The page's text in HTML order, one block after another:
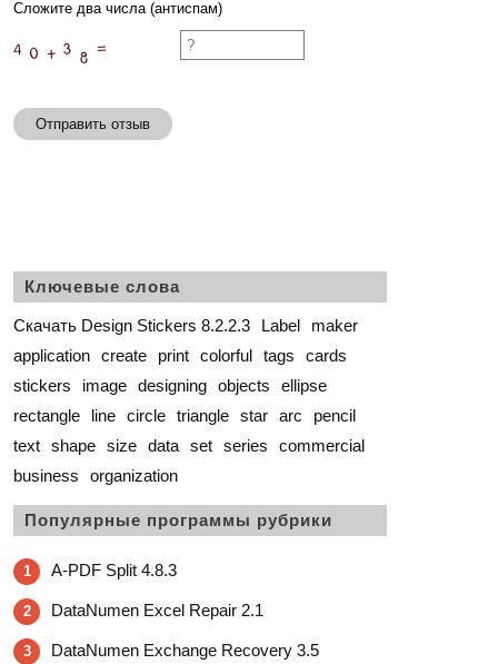
Сложите два числа (антиспам)
Отправить отзыв
Ключевые слова
Скачать Design Stickers 8.2.2.3 Label
maker
application create print colorful tags
cards
stickers
image designing objects
ellipse
rectangle
line circle triangle star arc
pencil
text shape size data set series
commercial
business
organization
Популярные программы рубрики
1 A-PDF Split 4.8.3
2 DataNumen Excel Repair 2.1
3 DataNumen Exchange Recovery 3.5